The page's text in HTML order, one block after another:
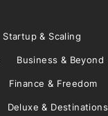
Startup & Scaling
Business & Beyond
Finance & Freedom
Deluxe & Destinations